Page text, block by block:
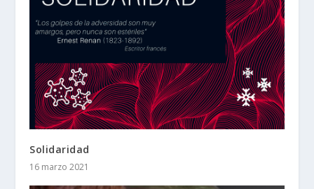
Solidaridad
16 marzo 2021